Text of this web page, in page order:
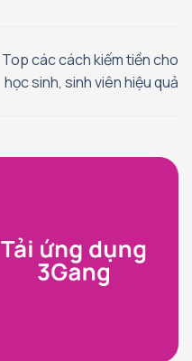
Top các cách kiếm tiền cho
học sinh, sinh viên hiệu quả